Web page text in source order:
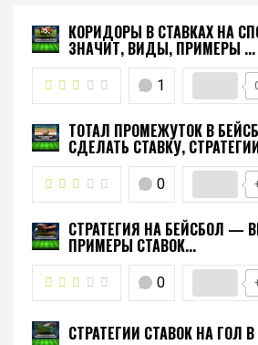
КОРИДОРЫ В СТАВКАХ НА
ЗНАЧИТ, ВИДЫ, ПРИМЕРЫ ...
1
ТОТАЛ ПРОМЕЖУТОК В
СДЕЛАТЬ СТАВКУ,
0
СТРАТЕГИЯ НА БЕЙСБОЛ —
ПРИМЕРЫ СТАВОК...
0
СТРАТЕГИИ СТАВОК НА ГОЛ